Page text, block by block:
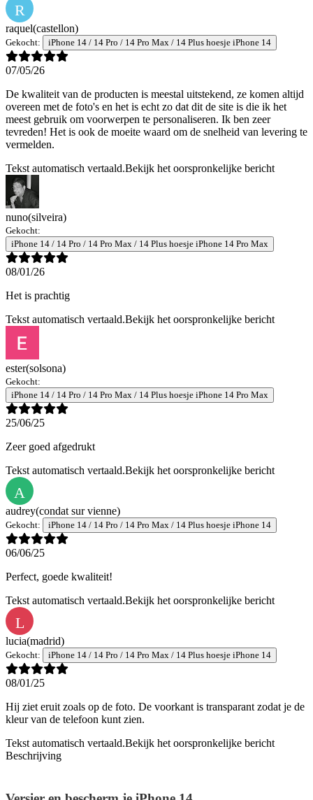
R
raquel(castellon)
Gekocht: iPhone 14 / 14 Pro / 14 Pro Max / 14 Plus hoesje iPhone 14
07/05/26
De kwaliteit van de producten is meestal uitstekend, ze komen altijd
overeen met de foto's en het is echt zo dat dit de site is die ik het
meest gebruik om voorwerpen te personaliseren. Ik ben zeer
tevreden! Het is ook de moeite waard om de snelheid van levering te
vermelden.
Tekst automatisch vertaald.Bekijk het oorspronkelijke bericht
nuno(silveira)
Gekocht:
iPhone 14 / 14 Pro / 14 Pro Max / 14 Plus hoesje iPhone 14 Pro Max
08/01/26
Het is prachtig
Tekst automatisch vertaald.Bekijk het oorspronkelijke bericht
ester(solsona)
Gekocht:
iPhone 14 / 14 Pro / 14 Pro Max / 14 Plus hoesje iPhone 14 Pro Max
25/06/25
Zeer goed afgedrukt
Tekst automatisch vertaald.Bekijk het oorspronkelijke bericht
A
audrey(condat sur vienne)
Gekocht: iPhone 14 / 14 Pro / 14 Pro Max / 14 Plus hoesje iPhone 14
06/06/25
Perfect, goede kwaliteit!
Tekst automatisch vertaald.Bekijk het oorspronkelijke bericht
L
lucia(madrid)
Gekocht: iPhone 14 / 14 Pro / 14 Pro Max / 14 Plus hoesje iPhone 14
08/01/25
Hij ziet eruit zoals op de foto. De voorkant is transparant zodat je de
kleur van de telefoon kunt zien.
Tekst automatisch vertaald.Bekijk het oorspronkelijke bericht
Beschrijving